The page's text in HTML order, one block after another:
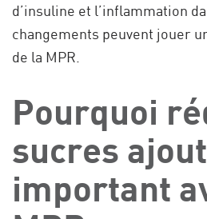
d’insuline et l’inflammation
changements peuvent jouer
de la MPR.
Pourquoi
sucres
important